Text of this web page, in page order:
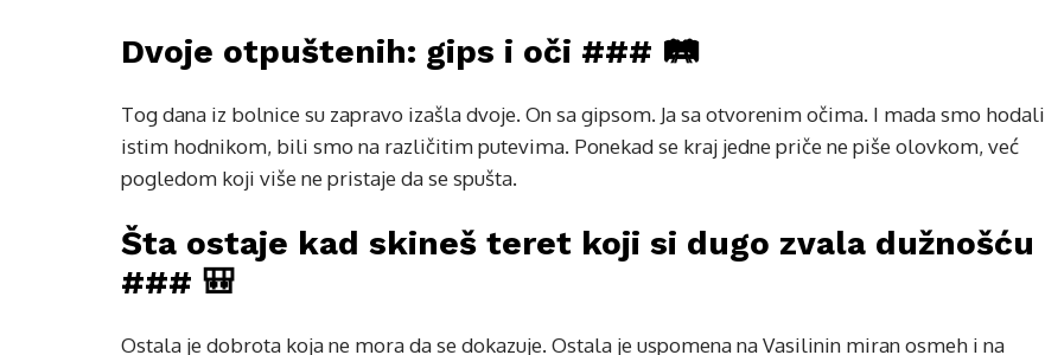
Dvoje otpuštenih: gips i oči ### 🛤️
Tog dana iz bolnice su zapravo izašla dvoje. On sa gipsom. Ja sa otvorenim očima. I mada smo hodali
istim hodnikom, bili smo na različitim putevima. Ponekad se kraj jedne priče ne piše olovkom, već
pogledom koji više ne pristaje da se spušta.
Šta ostaje kad skineš teret koji si dugo zvala dužnošću
### 🎒
Ostala je dobrota koja ne mora da se dokazuje. Ostala je uspomena na Vasilinin miran osmeh i na